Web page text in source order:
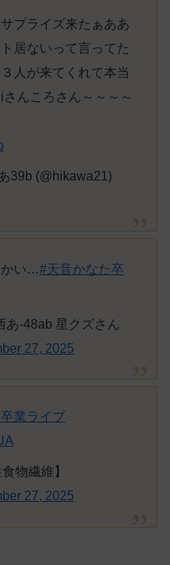
プライズ来たぁああ
居ないって言ってた
人が来てくれて本当
んころさん～～～～
39b (@hikawa21)
かい…#天音かなた卒
-48ab 星クズさん
27, 2025
業ライブ
物繊維】
27, 2025